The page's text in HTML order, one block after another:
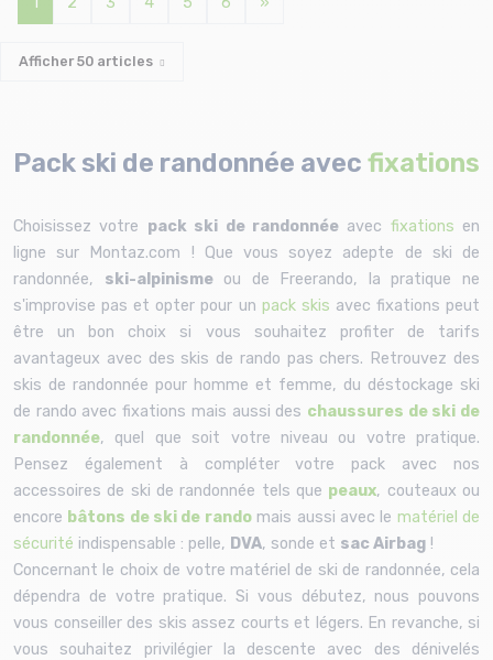
Afficher50 articles
Pack ski de randonnée avec fixations
Choisissez votre pack ski de randonnéeavec fixations en
ligne sur Montaz.com ! Que vous soyez adepte de ski de
randonnée, ski-alpinismeou de Freerando, la pratique ne
s'improvise pas et opter pour un pack skis avec fixations peut
être un bon choix si vous souhaitez profiter de tarifs
avantageux avec des skis de rando pas chers. Retrouvez des
skis de randonnée pour homme et femme, du déstockage ski
de rando avec fixations mais aussi des chaussures de ski de
randonnée, quel que soit votre niveau ou votre pratique.
Pensez également à compléter votre pack avec nos
accessoires de ski de randonnée tels que peaux, couteaux ou
encore bâtons de ski de randomais aussi avec le matériel de
sécurité indispensable : pelle, DVA, sonde et sac Airbag !
Concernant le choix de votre matériel de ski de randonnée, cela
dépendra de votre pratique. Si vous débutez, nous pouvons
vous conseiller des skis assez courts et légers. En revanche, si
vous souhaitez privilégier la descente avec des dénivelés